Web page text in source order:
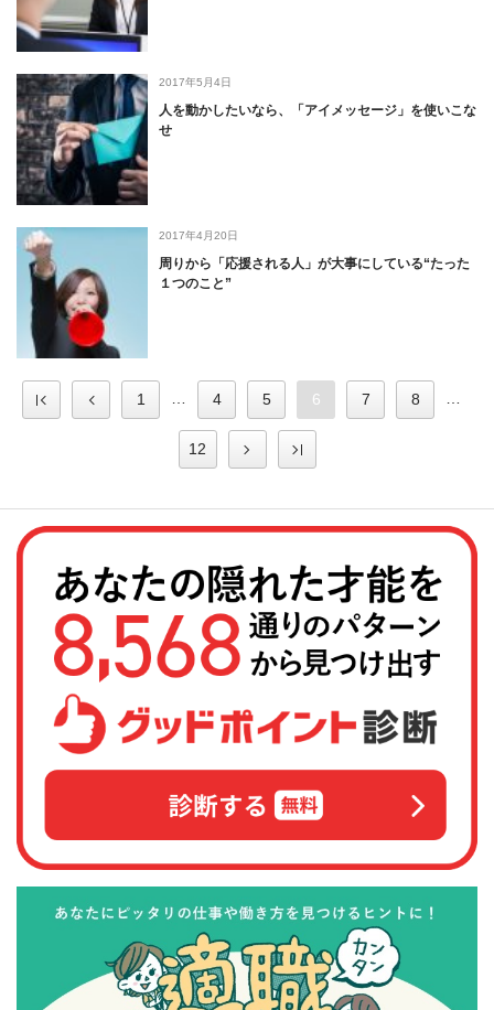
2017年5月4日
人を動かしたいなら、「アイメッセージ」を使いこな
せ
2017年4月20日
周りから「応援される人」が大事にしている“たった
１つのこと”
1 4 5 6 7 8
12